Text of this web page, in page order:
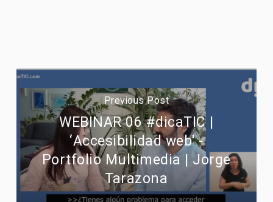
Previous Post
WEBINAR 06 #dicaTIC |
‘Accesibilidad web' -
Portfolio Multimedia | Jorge
Tarazona